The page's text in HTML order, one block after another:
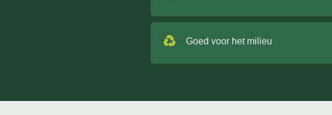
Goed voor het milieu